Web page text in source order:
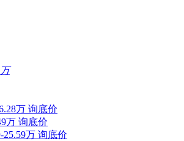
万 询底价
万 询底价
25.59万 询底价